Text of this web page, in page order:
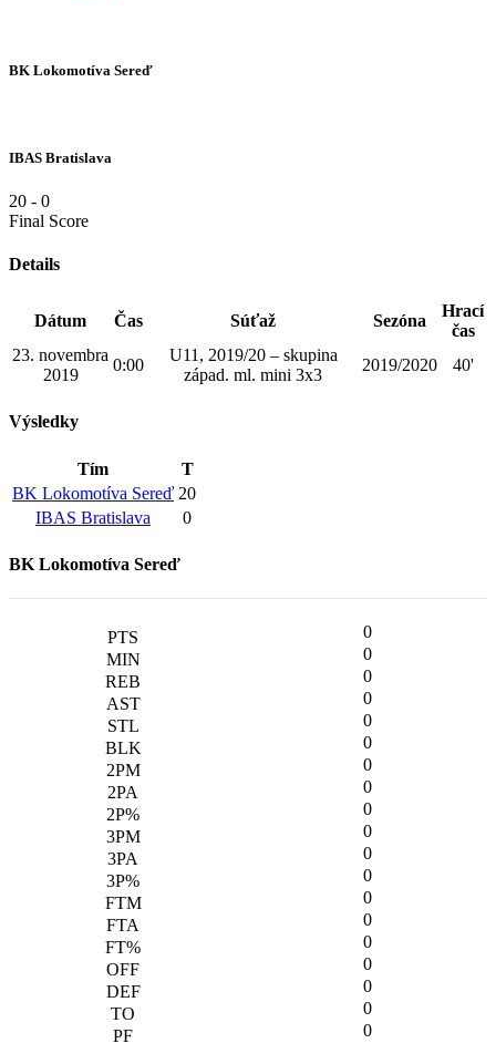
BK Lokomotíva Sereď
IBAS Bratislava
20 - 0
Final Score
Details
Dátum Čas Súťaž Sezóna
Hrací
čas
23. novembra
2019
0:00
U11, 2019/20 – skupina
západ. ml. mini 3x3
2019/2020 40'
Výsledky
Tím
T
BK Lokomotíva Sereď 20
IBAS Bratislava
0
BK Lokomotíva Sereď
0
0
0
0
0
0
0
0
0
0
0
0
0
0
0
0
0
0
0